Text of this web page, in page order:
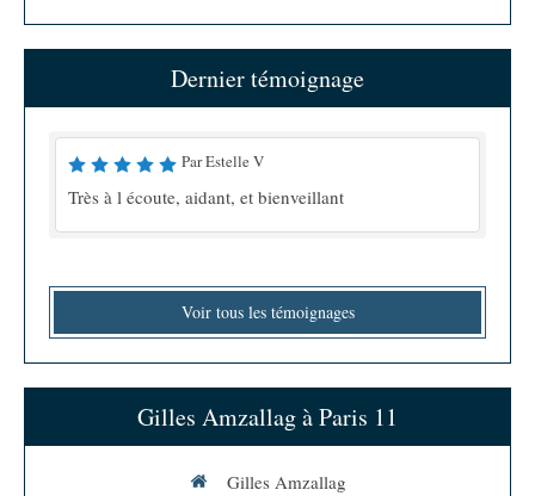
Dernier témoignage
Par Estelle V
Très à l écoute, aidant, et bienveillant
Voir tous les témoignages
Gilles Amzallag à Paris 11
Gilles Amzallag